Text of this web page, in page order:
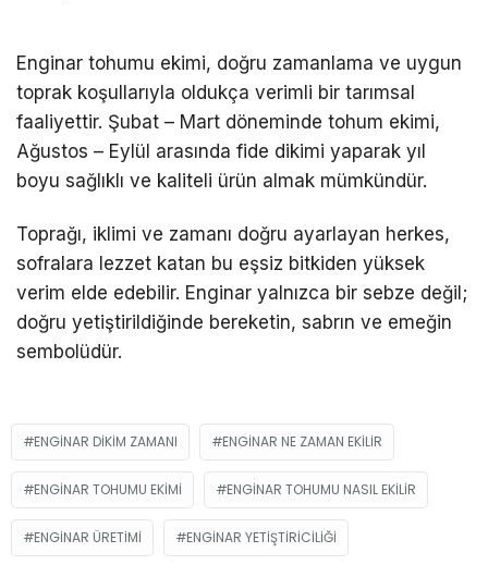
Enginar tohumu ekimi, doğru zamanlama ve uygun
toprak koşullarıyla oldukça verimli bir tarımsal
faaliyettir. Şubat – Mart döneminde tohum ekimi,
Ağustos – Eylül arasında fide dikimi yaparak yıl
boyu sağlıklı ve kaliteli ürün almak mümkündür.
Toprağı, iklimi ve zamanı doğru ayarlayan herkes,
sofralara lezzet katan bu eşsiz bitkiden yüksek
verim elde edebilir. Enginar yalnızca bir sebze değil;
doğru yetiştirildiğinde bereketin, sabrın ve emeğin
sembolüdür.
ENGINAR DIKIM ZAMANI ENGINAR NE ZAMAN EKILIR
ENGINAR TOHUMU EKIMI ENGINAR TOHUMU NASIL EKILIR
ENGINAR ÜRETIMI ENGINAR YETIŞTIRICILIĞI